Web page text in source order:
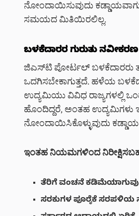
ನೋಂದಾಯಿಸುವುದು
ಸಮಯದ ಮಿತಿಯಿರಲಿಲ್ಲ.
ಬಳಕೆದಾರರ ಗುರುತು ನವೀಕರಣ
ಜಿಎಸ್‌ಟಿ ಪೋರ್ಟಲ್ ಬಳಕೆದಾರರು
ಒದಗಿಸಬೇಕಾಗುತ್ತದೆ. ಹಳೆಯ
ಉದ್ಯಮಿಯು ವಿವಿಧ ರಾಜ್ಯಗಳಲ್ಲಿ
ಹೊಂದಿದ್ದರೆ, ಅಂತಹ ಉದ್ಯಮಿಗಳು
ನೋಂದಾಯಿಸಿಕೊಳ್ಳುವುದು
ಇಂತಹ ನಿಯಮಗಳಿಂದ
ತೆರಿಗೆ ವಂಚನೆ
ಸರಕುಗಳ ಪೂರೈಕೆ ಸರಪಳಿಯ